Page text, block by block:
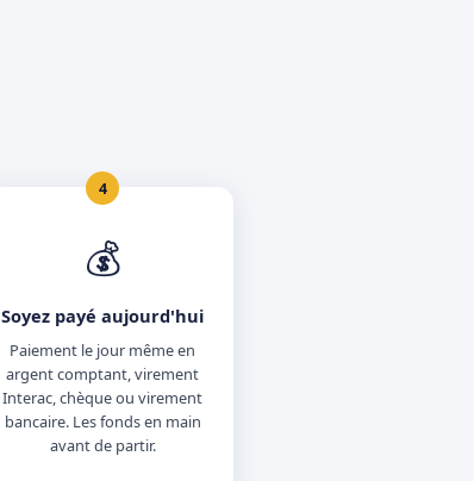
4
💰
Soyez payé aujourd'hui
Paiement le jour même en
argent comptant, virement
Interac, chèque ou virement
bancaire. Les fonds en main
avant de partir.